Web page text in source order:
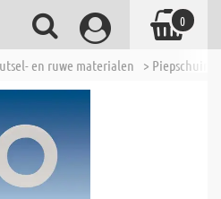
en ruwe materialen > Piepschuim
0